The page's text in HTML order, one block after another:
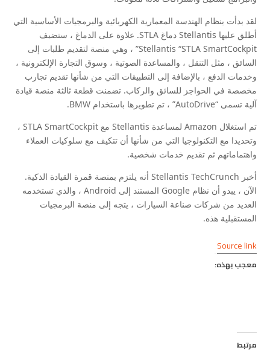
لقد بدأت بنظام الهندسة المعمارية الكهربائية والبرمجيات الأساسية التي
أطلق عليها Stellantis دماغ STLA. علاوة على الدماغ ، ستضيف
Stellantis “STLA SmartCockpit” ، وهي منصة لتقديم طلبات إلى
السائق ، مثل التنقل ، والمساعدة الصوتية ، وسوق التجارة الإلكترونية ،
وخدمات الدفع ، بالإضافة إلى التطبيقات التي من شأنها تقديم تجارب
مخصصة في الحواجز للسائق والركاب. تضمنت قطعة ثالثة منصة قيادة
آلية تسمى “AutoDrive” ، تم تطويرها باستخدام BMW.
تم استغلال Amazon لمساعدة Stellantis مع STLA SmartCockpit ،
وتحديدا مع التكنولوجيا التي من شأنها أن تتكيف مع سلوكيات العملاء
واهتماماتهم ثم تقديم خدمات شخصية.
أخبر Stellantis TechCrunch أنه يلتزم بمنصة قمرة القيادة الذكية.
الآن ، يبدو أن نظام Google المستند إلى Android ، والذي تستخدمه
العديد من شركات صناعة السيارات ، يتجه إلى منصة البرمجيات
المستقبلية هذه.
Source link
معجب بهذه:
مرتبط